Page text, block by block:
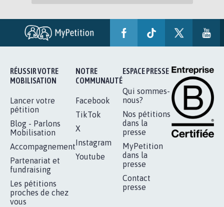
RÉUSSIR VOTRE
MOBILISATION
Lancer votre
pétition
Blog - Parlons
Mobilisation
Accompagnement
Partenariat et
fundraising
Les pétitions
proches de chez
vous
NOTRE
COMMUNAUTÉ
Facebook
TikTok
X
Instagram
Youtube
ESPACE PRESSE
Qui sommes-
nous?
Nos pétitions
dans la
presse
MyPetition
dans la
presse
Contact
presse